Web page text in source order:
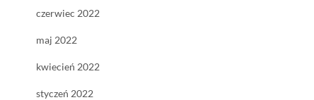
czerwiec 2022
maj 2022
kwiecień 2022
styczeń 2022